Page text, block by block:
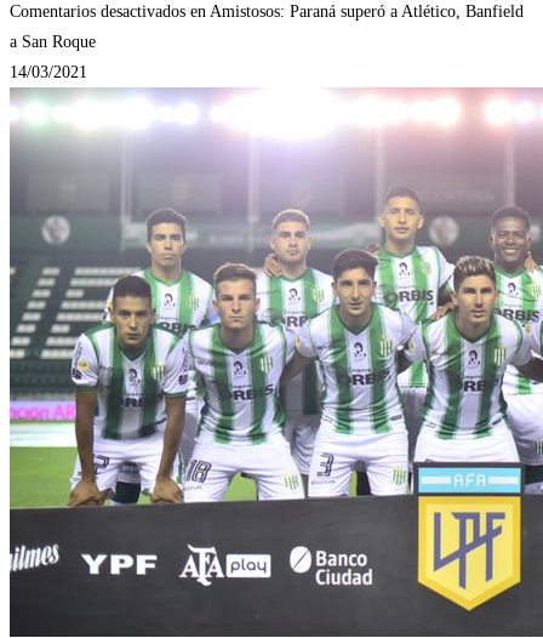
Comentarios desactivados en Amistosos: Paraná superó a Atlético, Banfield
a San Roque
14/03/2021